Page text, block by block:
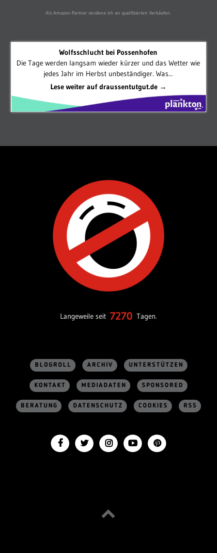
Als Amazon-Partner verdiene ich an qualifizierten Verkäufen.
Wolfsschlucht bei Possenhofen
Die Tage werden langsam wieder kürzer und das Wetter wie
jedes Jahr im Herbst unbeständiger. Was...
Lese weiter auf draussentutgut.de →
Langeweile seit 7270 Tagen.
BLOGROLL ARCHIV UNTERSTÜTZEN
KONTAKT MEDIADATEN SPONSORED
BERATUNG DATENSCHUTZ COOKIES RSS